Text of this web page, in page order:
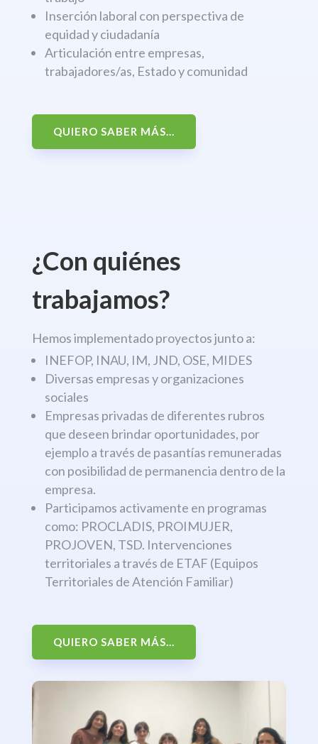
Inserción laboral con perspectiva de
equidad y ciudadanía
Articulación entre empresas,
trabajadores/as, Estado y comunidad
QUIERO SABER MÁS...
¿Con quiénes
trabajamos?
Hemos implementado proyectos junto a:
INEFOP, INAU, IM, JND, OSE, MIDES
Diversas empresas y organizaciones
sociales
Empresas privadas de diferentes rubros
que deseen brindar oportunidades, por
ejemplo a través de pasantías remuneradas
con posibilidad de permanencia dentro de la
empresa.
Participamos activamente en programas
como: PROCLADIS, PROIMUJER,
PROJOVEN, TSD. Intervenciones
territoriales a través de ETAF (Equipos
Territoriales de Atención Familiar)
QUIERO SABER MÁS...